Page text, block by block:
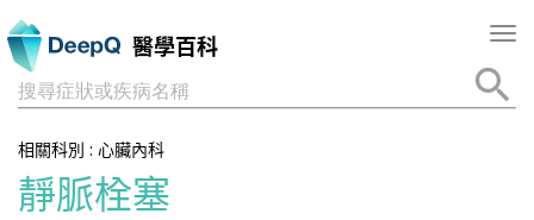
醫學百科
搜尋症狀或疾病名稱
相關科別 : 心臟內科
靜脈栓塞